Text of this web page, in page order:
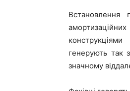
Встановлення
генерують так
значному